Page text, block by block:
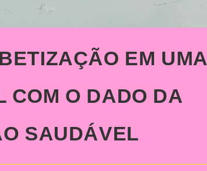
EM UMA
COM O DADO DA
SAUDÁVEL